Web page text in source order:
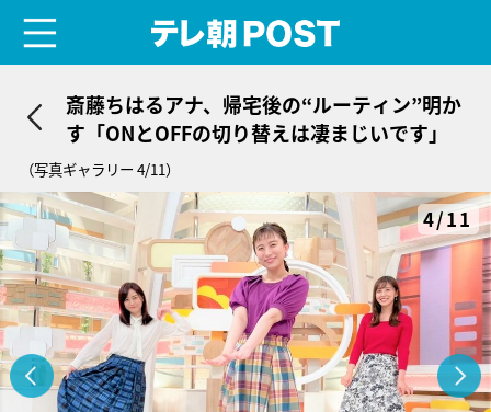
斎藤ちはるアナ、帰宅後の“ルーティン”明か
す「ONとOFFの切り替えは凄まじいです」
（写真ギャラリー 4/11）
4/11